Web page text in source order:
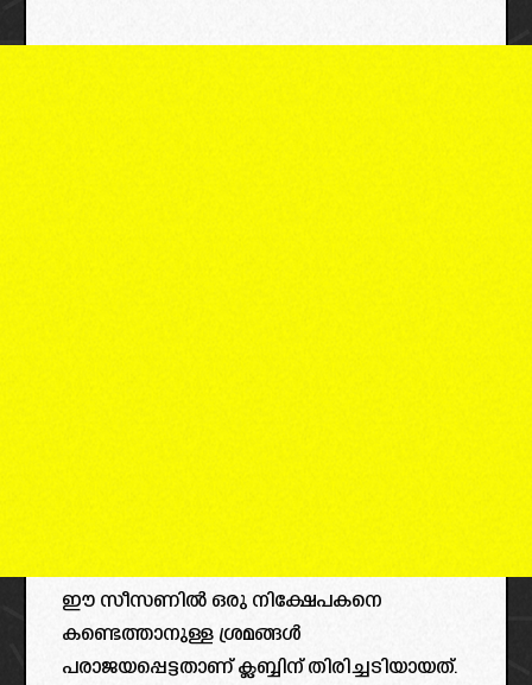
ഈ സീസണിൽ ഒരു നിക്ഷേപകനെ
കണ്ടെത്താനുള്ള ശ്രമങ്ങൾ
പരാജയപ്പെട്ടതാണ് ക്ലബ്ബിന് തിരിച്ചടിയായത്.